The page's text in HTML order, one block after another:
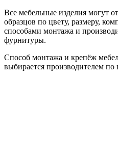
Все мебельные изделия могут
образцов по цвету, размеру,
способами монтажа и
фурнитуры.
Способ монтажа и крепёж
выбирается производителем